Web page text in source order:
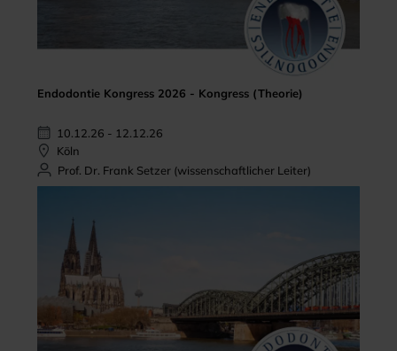
Endodontie Kongress 2026 - Kongress (Theorie)
10.12.26 - 12.12.26
Köln
Prof. Dr. Frank Setzer (wissenschaftlicher Leiter)